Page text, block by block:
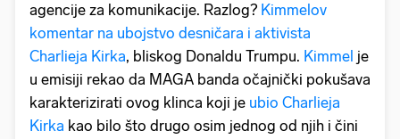
agencije za komunikacije. Razlog? Kimmelov
komentar na ubojstvo desničara i aktivista
Charlieja Kirka, bliskog Donaldu Trumpu. Kimmel je
u emisiji rekao da MAGA banda očajnički pokušava
karakterizirati ovog klinca koji je ubio Charlieja
Kirka kao bilo što drugo osim jednog od njih i čini